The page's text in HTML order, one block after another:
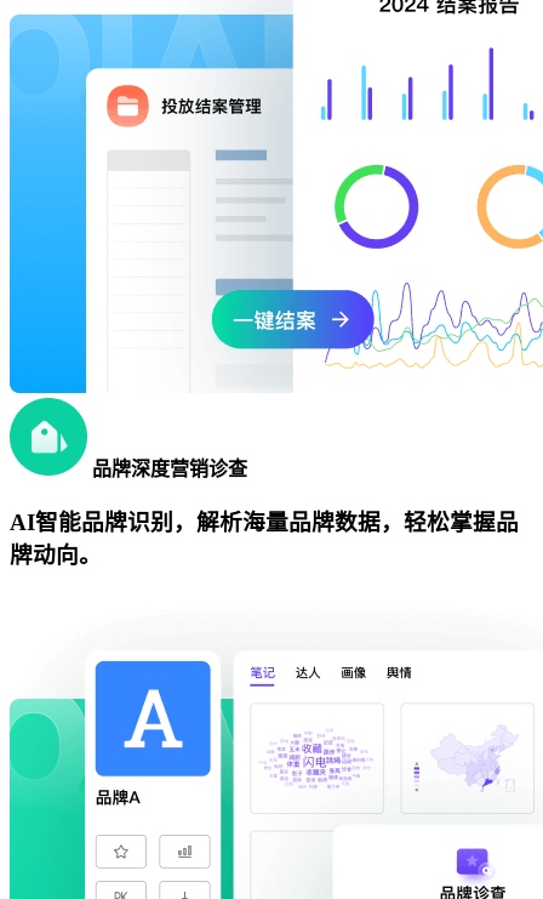
品牌深度营销诊查
AI智能品牌识别，解析海量品牌数据，轻松掌握品
牌动向。